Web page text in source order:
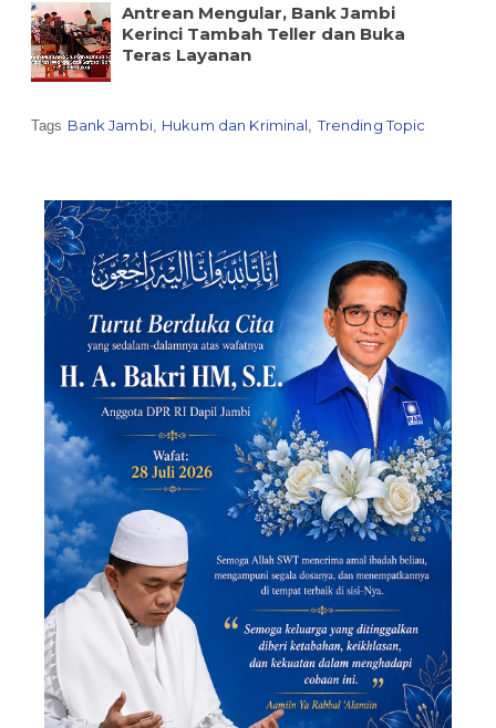
Antrean Mengular, Bank Jambi
Kerinci Tambah Teller dan Buka
Teras Layanan
Tags Bank Jambi, Hukum dan Kriminal ,Trending Topic